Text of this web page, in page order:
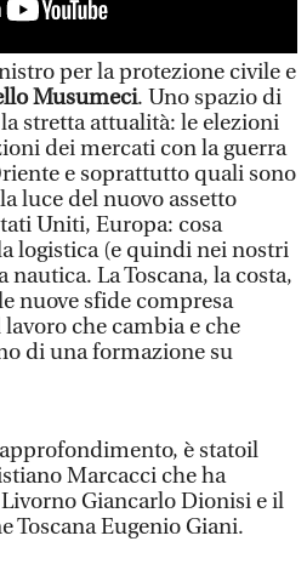
per la protezione civile e
Musumeci. Uno spazio di
stretta attualità: le elezioni
dei mercati con la guerra
e soprattutto quali sono
luce del nuovo assetto
Uniti, Europa: cosa
logistica (e quindi nei nostri
La Toscana, la costa,
nuove sfide compresa
che cambia e che
di una formazione su
è statoil
Marcacci che ha
Giancarlo Dionisi e il
Toscana Eugenio Giani.